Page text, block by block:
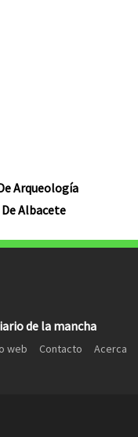
Arqueología
Albacete
de la mancha
web Contacto
Acerca